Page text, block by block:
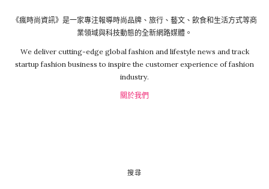
《瘋時尚資訊》是一家專注報導時尚品牌、旅行、藝文、飲食和生活方式等商
業領域與科技動態的全新網路媒體。
We deliver cutting-edge global fashion and lifestyle news and track
startup fashion business to inspire the customer experience of fashion
industry.
關於我們
搜尋